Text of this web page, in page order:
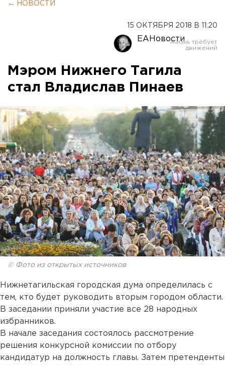
← НОВОСТИ
15 ОКТЯБРЯ 2018 В 11:20
ЕАНовости
Мэром Нижнего Тагила
стал Владислав Пинаев
© Фото из открытых источников
Нижнетагильская городская дума определилась с
тем, кто будет руководить вторым городом области.
В заседании приняли участие все 28 народных
избранников.
В начале заседания состоялось рассмотрение
решения конкурсной комиссии по отбору
кандидатур на должность главы. Затем претенденты